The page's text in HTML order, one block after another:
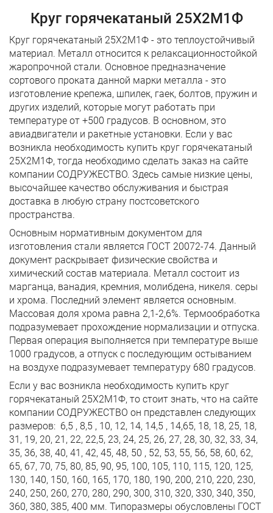
Круг горячекатаный 25Х2М1Ф
Круг горячекатаный 25Х2М1Ф - это теплоустойчивый
материал. Металл относится к релаксационностойкой
жаропрочной стали. Основное предназначение
сортового проката данной марки металла - это
изготовление крепежа, шпилек, гаек, болтов, пружин и
других изделий, которые могут работать при
температуре от +500 градусов. В основном, это
авиадвигатели и ракетные установки. Если у вас
возникла необходимость купить круг горячекатаный
25Х2М1Ф, тогда необходимо сделать заказ на сайте
компании СОДРУЖЕСТВО. Здесь самые низкие цены,
высочайшее качество обслуживания и быстрая
доставка в любую страну постсоветского
пространства.
Основным нормативным документом для
изготовления стали является ГОСТ 20072-74. Данный
документ раскрывает физические свойства и
химический состав материала. Металл состоит из
марганца, ванадия, кремния, молибдена, никеля. серы
и хрома. Последний элемент является основным.
Массовая доля хрома равна 2,1-2,6%. Термообработка
подразумевает прохождение нормализации и отпуска.
Первая операция выполняется при температуре выше
1000 градусов, а отпуск с последующим остыванием
на воздухе подразумевает температуру 680 градусов.
Если у вас возникла необходимость купить круг
горячекатаный 25Х2М1Ф, то стоит знать, что на сайте
компании СОДРУЖЕСТВО он представлен следующих
размеров: 6,5 , 8,5 , 10, 12, 14, 14,5 , 14,65, 18, 18, 25, 18,
31, 19, 20, 21, 22, 22,5, 23, 24, 25, 26, 27, 28, 30, 32, 33, 34,
35, 36, 38, 40, 41, 42, 45, 48, 50 , 52, 53, 55, 56, 58, 60, 62,
65, 67, 70, 75, 80, 85, 90, 95, 100, 105, 110, 115, 120, 125,
130, 140, 150, 160, 165, 170, 180, 190, 200, 210, 220, 230,
240, 250, 260, 270, 280, 290, 300, 310, 320, 330, 340, 350,
360, 380, 385, 400 мм. Типоразмеры обусловлены ГОСТ